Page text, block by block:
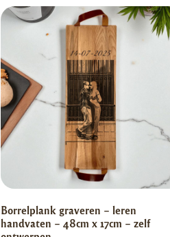
Borrelplank graveren – leren
handvaten – 48cm x 17cm – zelf